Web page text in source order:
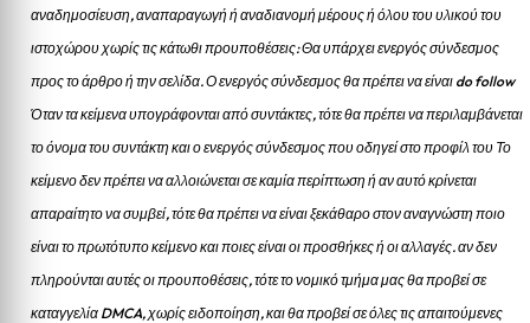
αναδημοσίευση, αναπαραγωγή ή αναδιανομή μέρους ή όλου του υλικού του
ιστοχώρου χωρίς τις κάτωθι προυποθέσεις: Θα υπάρχει ενεργός σύνδεσμος
προς το άρθρο ή την σελίδα.Ο ενεργός σύνδεσμος θα πρέπει να είναι do follow
Όταν τα κείμενα υπογράφονται από συντάκτες, τότε θα πρέπει να περιλαμβάνεται
το όνομα του συντάκτη και ο ενεργός σύνδεσμος που οδηγεί στο προφίλ του Το
κείμενο δεν πρέπει να αλλοιώνεται σε καμία περίπτωση ή αν αυτό κρίνεται
απαραίτητο να συμβεί, τότε θα πρέπει να είναι ξεκάθαρο στον αναγνώστη ποιο
είναι το πρωτότυπο κείμενο και ποιες είναι οι προσθήκες ή οι αλλαγές. αν δεν
πληρούνται αυτές οι προυποθέσεις, τότε το νομικό τμήμα μας θα προβεί σε
καταγγελία DMCA, χωρίς ειδοποίηση, και θα προβεί σε όλες τις απαιτούμενες